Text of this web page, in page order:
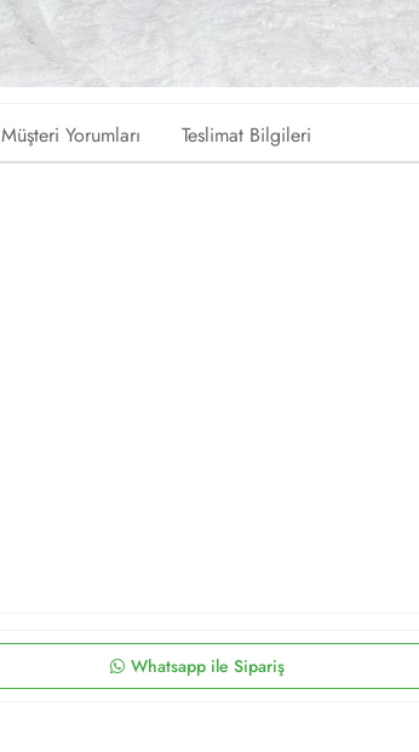
Müşteri Yorumları Teslimat Bilgileri
Whatsapp ile Sipariş